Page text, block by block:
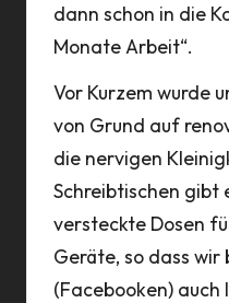
dann schon in die
Monate Arbeit“.
Vor Kurzem wurde
von Grund auf
die nervigen
Schreibtischen gibt
versteckte Dosen
Geräte, so dass wir
(Facebooken)